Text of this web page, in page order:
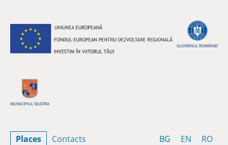
GUVERNUL ROMÂNIEI
MUNICIPIUL SILISTRA
BG Bulgarian
EN English
RO
Places Contacts